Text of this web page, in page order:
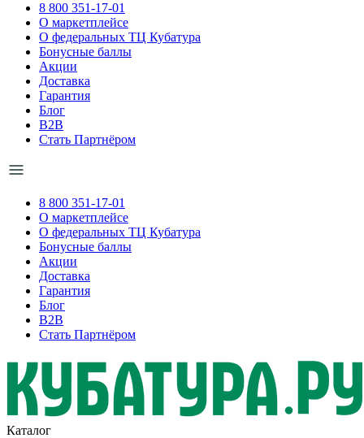
8 800 351-17-01
О маркетплейсе
О федеральных ТЦ Кубатура
Бонусные баллы
Акции
Доставка
Гарантия
Блог
B2B
Стать Партнёром
8 800 351-17-01
О маркетплейсе
О федеральных ТЦ Кубатура
Бонусные баллы
Акции
Доставка
Гарантия
Блог
B2B
Стать Партнёром
Каталог